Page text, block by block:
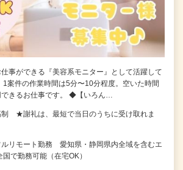
事ができる『美容系モニター』として活躍して
1案件の作業時間は5分〜10分程度。空いた時間
できるお仕事です。 ◆【いろん…
制 ★謝礼は、最短で当日のうちに受け取れま
リモート勤務 愛知県・静岡県内全域を含むエ
国で勤務可能（在宅OK）